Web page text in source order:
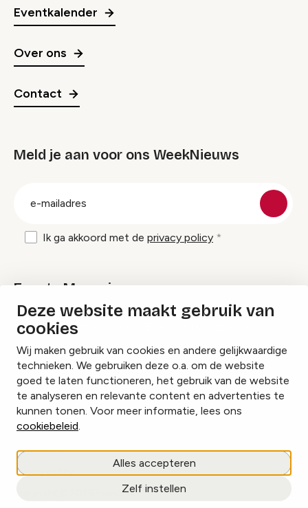
Deze website maakt gebruik van
cookies
Wij maken gebruik van cookies en andere gelijkwaardige
technieken. We gebruiken deze o.a. om de website
goed te laten functioneren, het gebruik van de website
te analyseren en relevante content en advertenties te
kunnen tonen. Voor meer informatie, lees ons
cookiebeleid.
Alles accepteren
Zelf instellen
Eventkalender
Over ons
Contact
Meld je aan voor ons WeekNieuws
Ik ga akkoord met de privacy policy
Events Magazine
Ik ontvang graag Events Magazine
InstagramFacebookLinkedIn
Cookies beheren
Privacy policy
copyright © 2026 Events.nl